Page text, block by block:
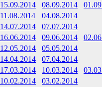
15.09.2014 08.09.2014
11.08.2014
04.08.2014
14.07.2014
07.07.2014
16.06.2014 09.06.2014
12.05.2014
05.05.2014
14.04.2014
07.04.2014
17.03.2014 10.03.2014
10.02.2014
03.02.2014